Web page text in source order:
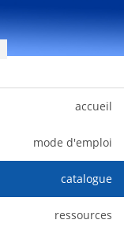
accueil
mode d'emploi
catalogue
ressources